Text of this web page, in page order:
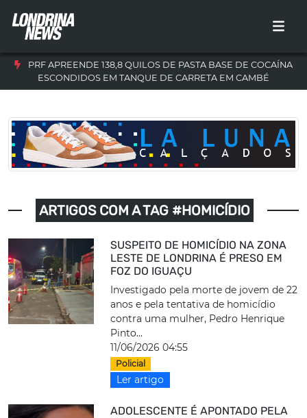
PRF APREENDE 138,8 QUILOS DE PASTA BASE DE COCAÍNA
ESCONDIDOS EM TANQUE DE CARRETA EM CAMBÉ
ARTIGOS COM A TAG #HOMICÍDIO
SUSPEITO DE HOMICÍDIO NA ZONA
LESTE DE LONDRINA É PRESO EM
FOZ DO IGUAÇU
Investigado pela morte de jovem de 22
anos e pela tentativa de homicídio
contra uma mulher, Pedro Henrique
Pinto...
11/06/2026 04:55
Policial
Ler artigo
ADOLESCENTE É APONTADO PELA